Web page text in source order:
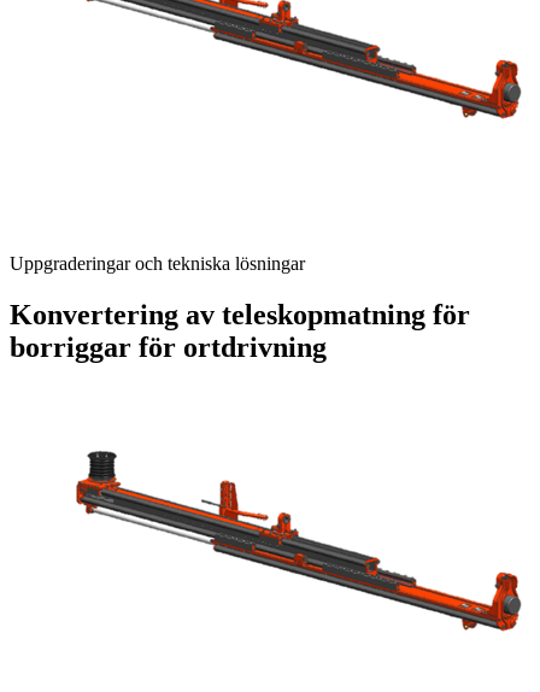
Uppgraderingar och tekniska lösningar
Konvertering av teleskopmatning för
borriggar för ortdrivning